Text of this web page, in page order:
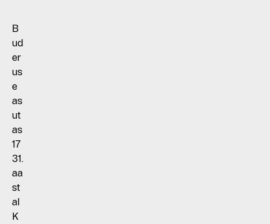
B
ud
er
us
e
as
ut
as
17
31.
aa
st
al
K